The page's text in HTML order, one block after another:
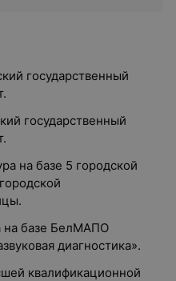
государственный
государственный
на базе 5 городской
на базе БелМАПО
диагностика».
квалификационной